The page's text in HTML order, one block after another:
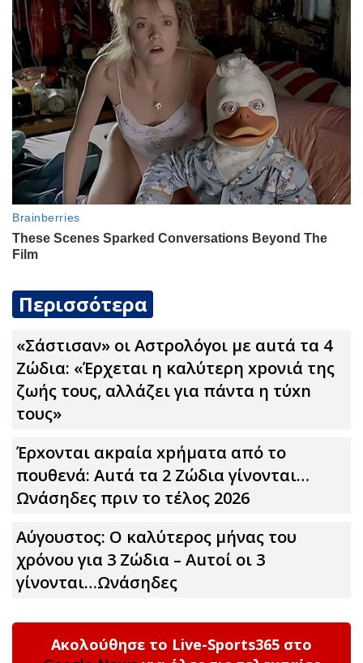
Περισσότερα
«Σάστισαν» οι Αστρολόγοι με αuτά τα 4
Zώδια: «Έρχεται η καλύτερη xpoνιά της
ζωής τους, αλλάζει για πάντα η τύxn
τους»
Έρxoνται ακpαία xpήματα από το
πουθενά: Αuτά τα 2 Zώδια γίνονται…
Ωνάσηδες πριν το τέλος 2026
Αύγουστος: Ο καλύτερος μήνας του
χρόνου για 3 Zώδια – Αuτοί οι 3
γίνονται…Ωνάσηδες
Ακολούθησε το Live-Sports365 στο